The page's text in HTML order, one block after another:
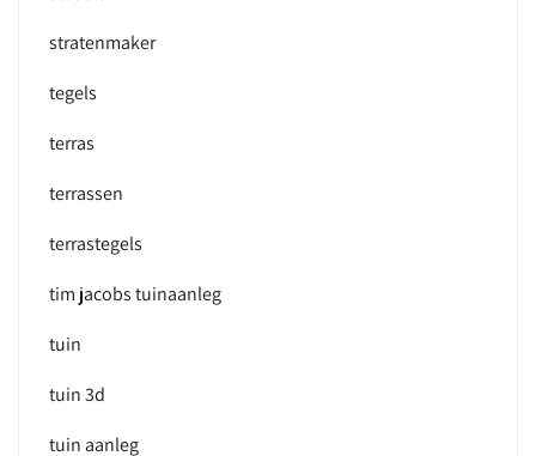
stratenmaker
tegels
terras
terrassen
terrastegels
tim jacobs tuinaanleg
tuin
tuin 3d
tuin aanleg